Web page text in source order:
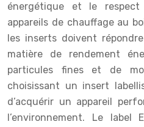
énergétique et le respect
appareils de chauffage au
les inserts doivent
matière de rendement
particules fines et de
choisissant un insert
d’acquérir un appareil
l’environnement. Le label